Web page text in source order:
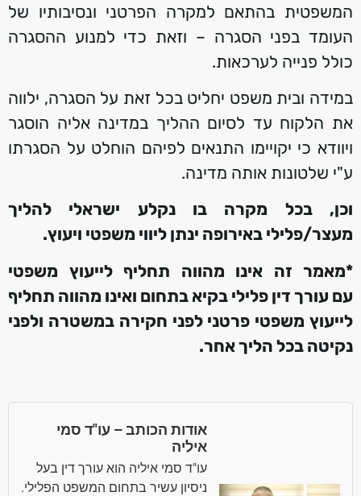
המשפטית בהתאם למקרה הפרטני ונסיבותיו של
העומד בפני הסגרה – וזאת כדי למנוע ההסגרה
כולל פנייה לערכאות.
במידה ובית משפט יחליט בכל זאת על הסגרה, ילווה
את הלקוח עד לסיום ההליך במדינה אליה הוסגר
ויוודא כי יקויימו התנאים לפיהם הוחלט על הסגרתו
ע"י שלטונות אותה מדינה.
וכן, בכל מקרה בו נקלע ישראלי להליך
מעצר/פלילי באירופה ינתן ליווי משפטי ויעוץ.
*מאמר זה אינו מהווה תחליף לייעוץ משפטי
עם עורך דין פלילי בקיא בתחום ואינו מהווה תחליף
לייעוץ משפטי פרטני לפני חקירה במשטרה ולפני
נקיטה בכל הליך אחר.
אודות הכותב – עו"ד סמי
איליה
עו"ד סמי איליה הוא עורך דין בעל
ניסיון עשיר בתחום המשפט הפלילי.